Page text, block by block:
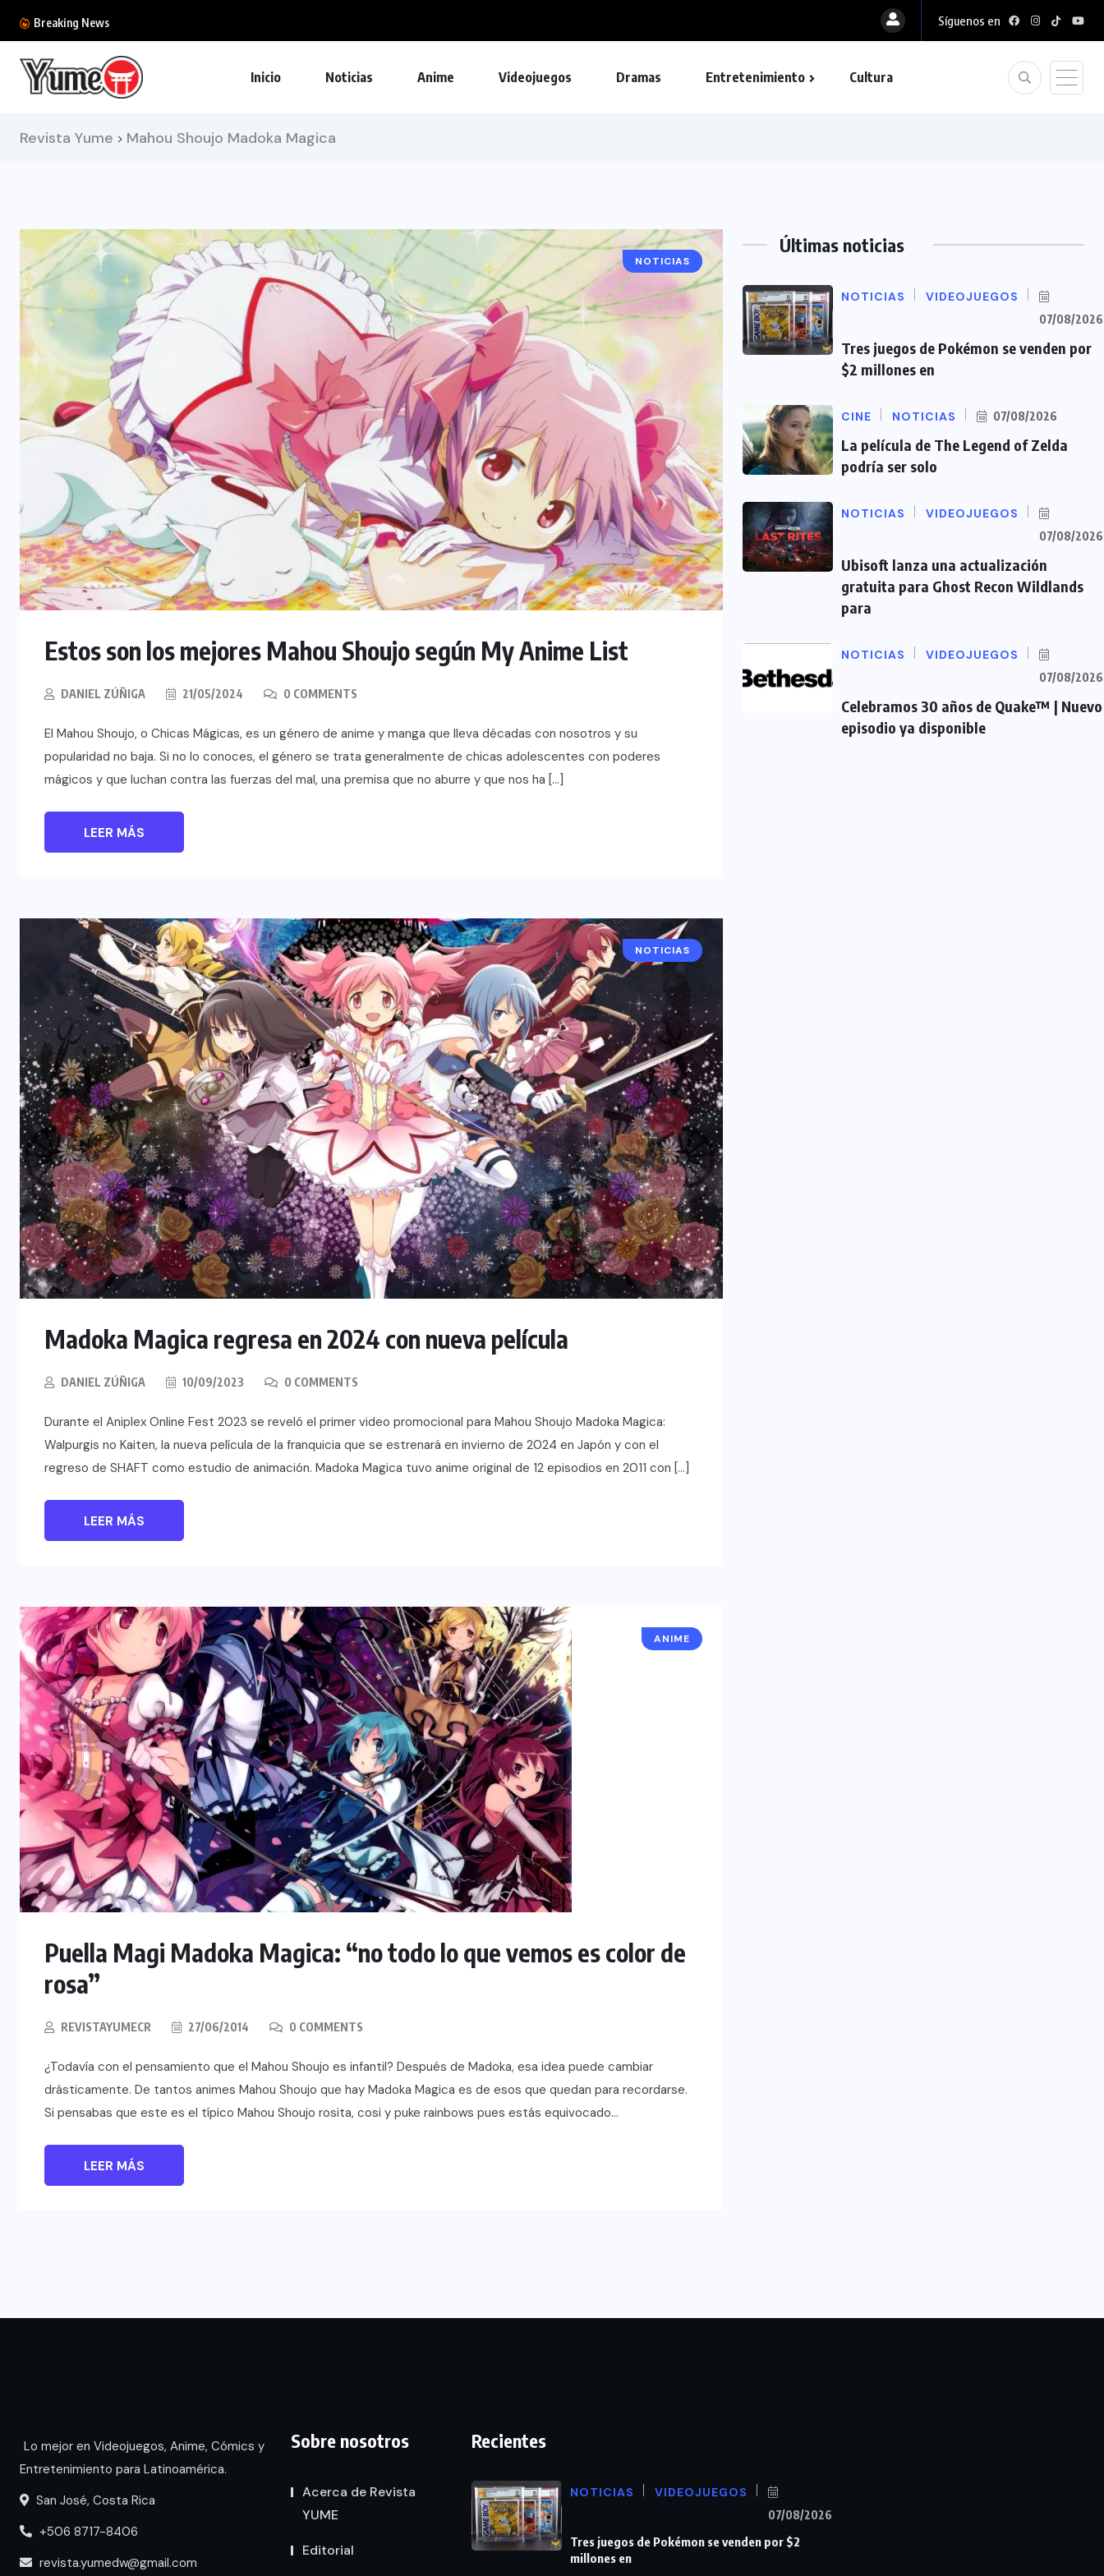
Breaking News Síguenos en
Inicio Noticias Anime Videojuegos Dramas Entretenimiento Cultura
Revista Yume > Mahou Shoujo Madoka Magica
ANIME
NOTICIAS
Estos son los mejores Mahou Shoujo según My Anime List
DANIEL ZÚÑIGA 21/05/2024 0 COMMENTS
El Mahou Shoujo, o Chicas Mágicas, es un género de anime y manga que lleva décadas con nosotros y su
popularidad no baja. Si no lo conoces, el género se trata generalmente de chicas adolescentes con poderes
mágicos y que luchan contra las fuerzas del mal, una premisa que no aburre y que nos ha […]
LEER MÁS
ANIME
NOTICIAS
Madoka Magica regresa en 2024 con nueva película
DANIEL ZÚÑIGA 10/09/2023 0 COMMENTS
Durante el Aniplex Online Fest 2023 se reveló el primer video promocional para Mahou Shoujo Madoka Magica:
Walpurgis no Kaiten, la nueva película de la franquicia que se estrenará en invierno de 2024 en Japón y con el
regreso de SHAFT como estudio de animación. Madoka Magica tuvo anime original de 12 episodios en 2011 con […]
LEER MÁS
ANIME
Puella Magi Madoka Magica: “no todo lo que vemos es color de
rosa”
REVISTAYUMECR 27/06/2014 0 COMMENTS
¿Todavía con el pensamiento que el Mahou Shoujo es infantil? Después de Madoka, esa idea puede cambiar
drásticamente. De tantos animes Mahou Shoujo que hay Madoka Magica es de esos que quedan para recordarse.
Si pensabas que este es el típico Mahou Shoujo rosita, cosi y puke rainbows pues estás equivocado…
LEER MÁS
Últimas noticias
NOTICIAS VIDEOJUEGOS
07/08/2026
Tres juegos de Pokémon se venden por
$2 millones en
CINE NOTICIAS 07/08/2026
La película de The Legend of Zelda
podría ser solo
NOTICIAS VIDEOJUEGOS
07/08/2026
Ubisoft lanza una actualización
gratuita para Ghost Recon Wildlands
para
NOTICIAS VIDEOJUEGOS
07/08/2026
Celebramos 30 años de Quake™ | Nuevo
episodio ya disponible
Lo mejor en Videojuegos, Anime, Cómics y
Entretenimiento para Latinoamérica.
San José, Costa Rica
+506 8717-8406
revista.yumedw@gmail.com
Sobre nosotros
Acerca de Revista
YUME
Editorial
Recientes
NOTICIAS VIDEOJUEGOS
07/08/2026
Tres juegos de Pokémon se venden por $2
millones en